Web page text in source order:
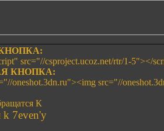
src="//csproject.ucoz.net/rtr/1-5"></
КНОПКА:
oneshot.3dn.ru"><img src="//
К
k 7even'y